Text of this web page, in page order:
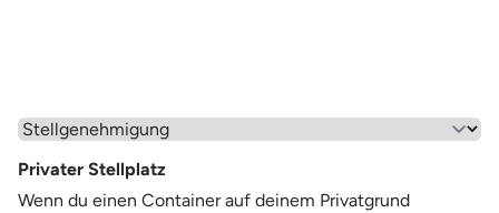
Wähle einen Menüpunkt aus
Privater Stellplatz
Wenn du einen Container auf deinem Privatgrund